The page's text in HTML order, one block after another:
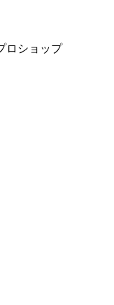
ロショップ